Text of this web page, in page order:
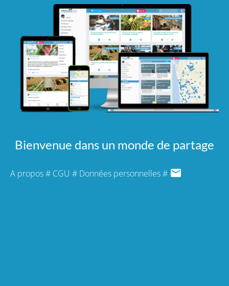
Bienvenue dans un monde de partage
A propos# CGU # Données personnelles#